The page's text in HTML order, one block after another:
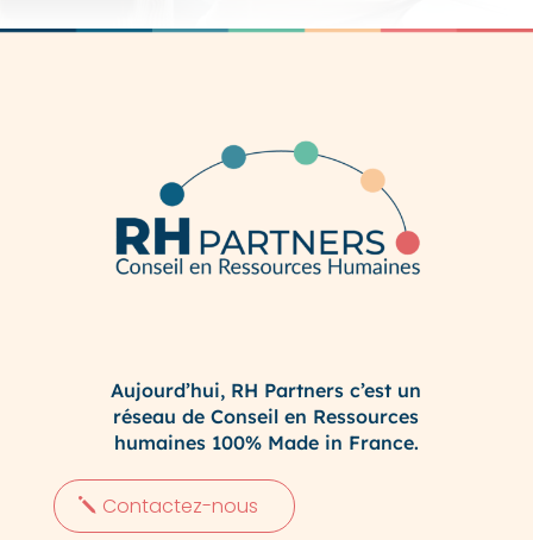
Aujourd’hui, RH Partners c’est un
réseau de Conseil en Ressources
humaines 100% Made in France.
Contactez-nous